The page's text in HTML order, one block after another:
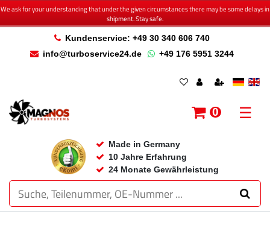
We ask for your understanding that under the given circumstances there may be some delays in
shipment. Stay safe.
Kundenservice: +49 30 340 606 740
info@turboservice24.de
+49 176 5951 3244
Made in Germany
10 Jahre Erfahrung
24 Monate Gewährleistung
0 ☰